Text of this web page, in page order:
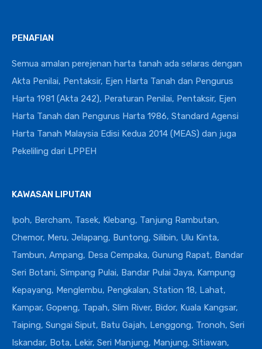
PENAFIAN
Semua amalan perejenan harta tanah ada selaras dengan
Akta Penilai, Pentaksir, Ejen Harta Tanah dan Pengurus
Harta 1981 (Akta 242), Peraturan Penilai, Pentaksir, Ejen
Harta Tanah dan Pengurus Harta 1986, Standard Agensi
Harta Tanah Malaysia Edisi Kedua 2014 (MEAS) dan juga
Pekeliling dari LPPEH
KAWASAN LIPUTAN
Ipoh, Bercham, Tasek, Klebang, Tanjung Rambutan,
Chemor, Meru, Jelapang, Buntong, Silibin, Ulu Kinta,
Tambun, Ampang, Desa Cempaka, Gunung Rapat, Bandar
Seri Botani, Simpang Pulai, Bandar Pulai Jaya, Kampung
Kepayang, Menglembu, Pengkalan, Station 18, Lahat,
Kampar, Gopeng, Tapah, Slim River, Bidor, Kuala Kangsar,
Taiping, Sungai Siput, Batu Gajah, Lenggong, Tronoh, Seri
Iskandar, Bota, Lekir, Seri Manjung, Manjung, Sitiawan,